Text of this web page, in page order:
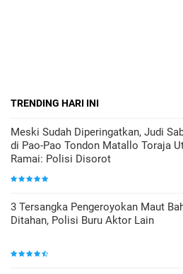
TRENDING HARI INI
Meski Sudah Diperingatkan, Judi
di Pao-Pao Tondon Matallo Toraja
Ramai: Polisi Disorot
3 Tersangka Pengeroyokan Maut
Ditahan, Polisi Buru Aktor Lain